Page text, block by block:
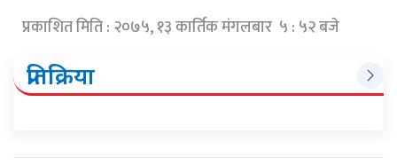
प्रकाशित मिति : २०७५, १३ कार्तिक मंगलबार ५ : ५२ बजे
प्रतिक्रिया